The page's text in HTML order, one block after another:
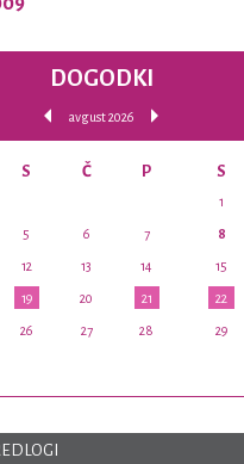
DOGODKI
avgust 2026
S Č P S
1
5 6 7 8
12 13 14 15
19 20 21 22
26 27 28 29